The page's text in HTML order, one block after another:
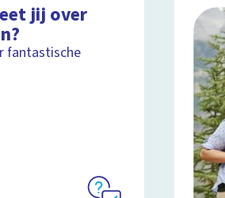
jij over
fantastische